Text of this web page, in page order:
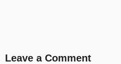
Leave a Comment